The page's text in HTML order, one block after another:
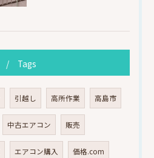
Tags
引越し 高所作業 高島市
中古エアコン 販売
エアコン購入 価格.com